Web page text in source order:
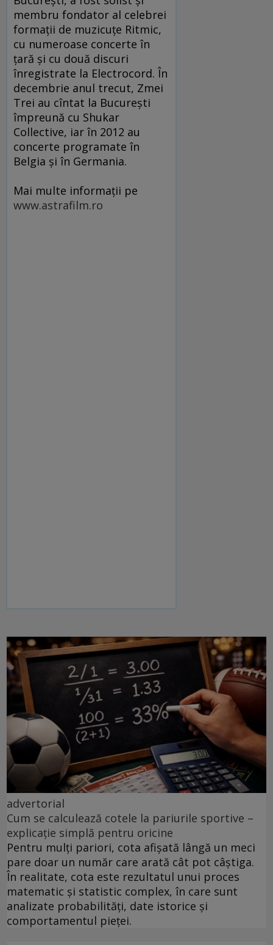
membru fondator al celebrei
formații de muzicuțe Ritmic,
cu numeroase concerte în
țară și cu două discuri
înregistrate la Electrocord. În
decembrie anul trecut, Zmei
Trei au cîntat la București
împreună cu Shukar
Collective, iar în 2012 au
concerte programate în
Belgia și în Germania.
Mai multe informaţii pe
www.astrafilm.ro
advertorial
Cum se calculează cotele la pariurile sportive –
explicație simplă pentru oricine
Pentru mulți pariori, cota afișată lângă un meci
pare doar un număr care arată cât pot câștiga.
În realitate, cota este rezultatul unui proces
matematic și statistic complex, în care sunt
analizate probabilități, date istorice și
comportamentul pieței.